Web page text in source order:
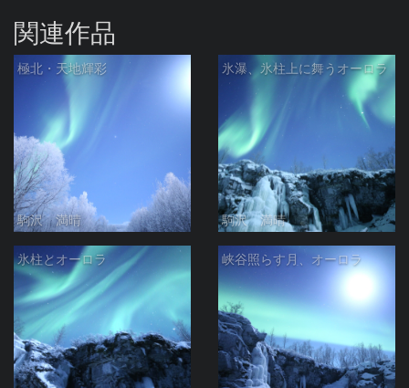
関連作品
極北・天地輝彩
駒沢 満晴
氷瀑、氷柱上に舞うオーロラ
駒沢 満晴
氷柱とオーロラ 峡谷照らす月、オーロラ